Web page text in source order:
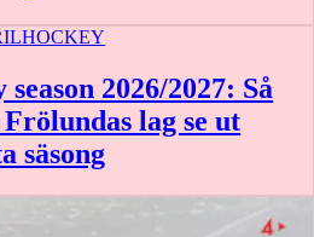
HOCKEY
season 2026/2027: Så
lag se ut
säsong